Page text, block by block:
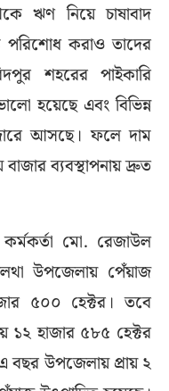
ঋণ নিয়ে চাষাবাদ
করাও তাদের
শহরের পাইকারি
হয়েছে এবং বিভিন্ন
আসছে। ফলে দাম
ব্যবস্থাপনায় দ্রুত
মো. রেজাউল
উপজেলায় পেঁয়াজ
৫০০ হেক্টর। তবে
১২ হাজার ৫৮৫ হেক্টর
বছর উপজেলায় প্রায় ২